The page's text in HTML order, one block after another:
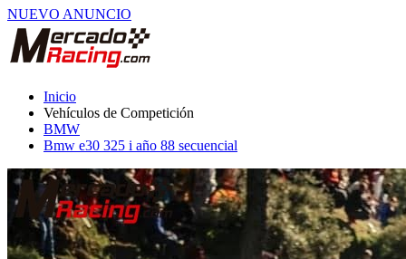
Vehículos de Competición
BMW
Bmw e30 325 i año 88 secuencial